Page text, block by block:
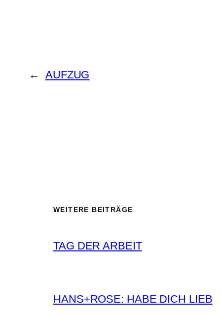
← AUFZUG
WEITERE BEITRÄGE
TAG DER ARBEIT
HANS+ROSE: HABE DICH LIEB